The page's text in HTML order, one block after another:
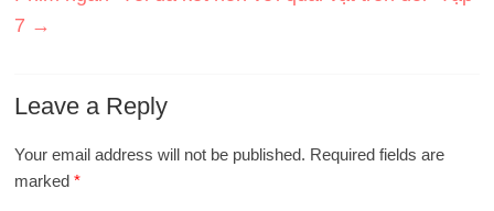
7 →
Leave a Reply
Your email address will not be published. Required fields are
marked*